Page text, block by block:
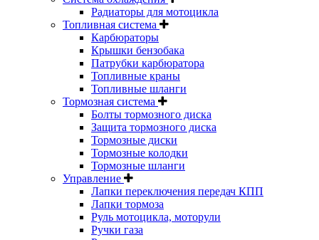
Радиаторы для мотоцикла
Топливная система
Карбюраторы
Крышки бензобака
Патрубки карбюратора
Топливные краны
Топливные шланги
Тормозная система
Болты тормозного диска
Защита тормозного диска
Тормозные диски
Тормозные колодки
Тормозные шланги
Управление
Лапки переключения передач КПП
Лапки тормоза
Руль мотоцикла, моторули
Ручки газа